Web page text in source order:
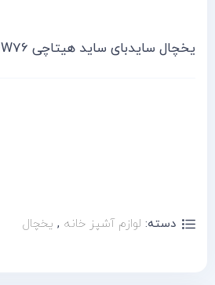
یخچال سایدبای ساید هیتاچی R-W76
دسته: لوازم آشپز خانه , یخچال